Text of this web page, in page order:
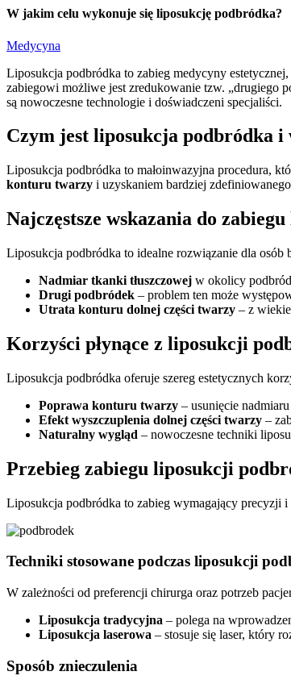
W jakim celu wykonuje się liposukcję podbródka?
Medycyna
Liposukcja podbródka to zabieg medycyny
zabiegowi możliwe jest zredukowanie tzw. „drugiego
są nowoczesne technologie i doświadczeni specjaliści.
Czym jest liposukcja podbródka
Liposukcja podbródka to małoinwazyjna procedura,
konturu twarzy i uzyskaniem bardziej
Najczęstsze wskazania do
Liposukcja podbródka to idealne rozwiązanie dla osób
Nadmiar tkanki tłuszczowej w okolicy
Drugi podbródek – problem ten może
Utrata konturu dolnej części twarzy – z
Korzyści płynące z liposukcji
Liposukcja podbródka oferuje szereg estetycznych
Poprawa konturu twarzy – usunięcie
Efekt wyszczuplenia dolnej części twarzy –
Naturalny wygląd – nowoczesne techniki
Przebieg zabiegu liposukcji
Liposukcja podbródka to zabieg wymagający precyzji i
Techniki stosowane podczas liposukcji
W zależności od preferencji chirurga oraz potrzeb
Liposukcja tradycyjna – polega na
Liposukcja laserowa – stosuje się laser, który
Sposób znieczulenia